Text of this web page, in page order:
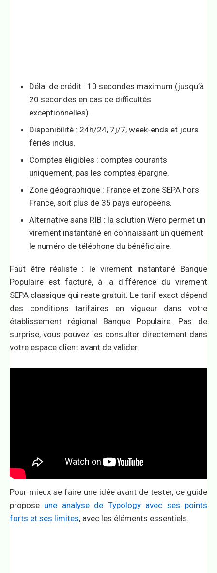
Délai de crédit : 10 secondes maximum (jusqu’à
20 secondes en cas de difficultés
exceptionnelles).
Disponibilité : 24h/24, 7j/7, week-ends et jours
fériés inclus.
Comptes éligibles : comptes courants
uniquement, pas les comptes épargne.
Zone géographique : France et zone SEPA hors
France, soit plus de 35 pays européens.
Alternative sans RIB : la solution Wero permet un
virement instantané en connaissant uniquement
le numéro de téléphone du bénéficiaire.
Faut être réaliste : le virement instantané Banque
Populaire est facturé, à la différence du virement
SEPA classique qui reste gratuit. Le tarif exact dépend
des conditions tarifaires en vigueur dans votre
établissement régional Banque Populaire. Pas de
surprise, vous pouvez les consulter directement dans
votre espace client avant de valider.
Pour mieux se faire une idée avant de tester, ce guide
propose une analyse de Typology avec ses points
forts et ses limites, avec les éléments essentiels.